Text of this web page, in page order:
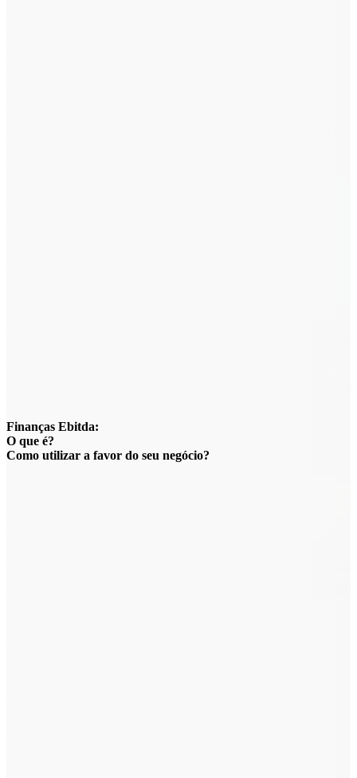
Finanças Ebitda:
O que é?
Como utilizar a favor do seu negócio?